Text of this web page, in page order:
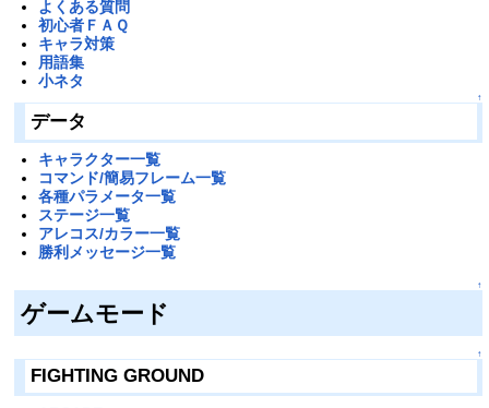
よくある質問
初心者ＦＡＱ
キャラ対策
用語集
小ネタ
↑
データ
キャラクター一覧
コマンド/簡易フレーム一覧
各種パラメータ一覧
ステージ一覧
アレコス/カラー一覧
勝利メッセージ一覧
↑
ゲームモード
↑
FIGHTING GROUND